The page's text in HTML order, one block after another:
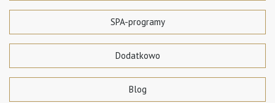
SPA-programy
Dodatkowo
Blog